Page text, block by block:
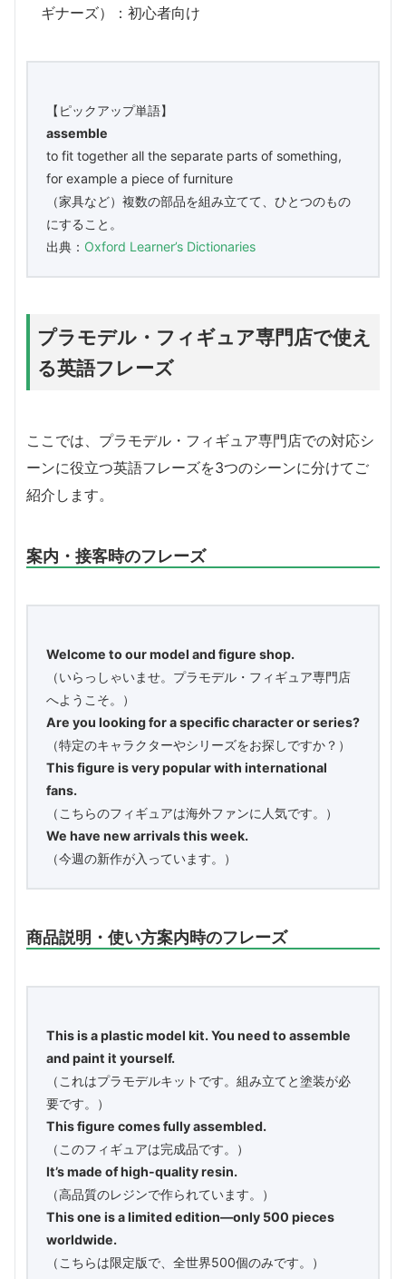
ギナーズ）：初心者向け
【ピックアップ単語】
assemble
to fit together all the separate parts of something,
for example a piece of furniture
（家具など）複数の部品を組み立てて、ひとつのもの
にすること。
出典： Oxford Learner’s Dictionaries
プラモデル・フィギュア専門店で使え
る英語フレーズ
ここでは、プラモデル・フィギュア専門店での対応シ
ーンに役立つ英語フレーズを3つのシーンに分けてご
紹介します。
案内・接客時のフレーズ
Welcome to our model and figure shop.
（いらっしゃいませ。プラモデル・フィギュア専門店
へようこそ。）
Are you looking for a specific character or series?
（特定のキャラクターやシリーズをお探しですか？）
This figure is very popular with international
fans.
（こちらのフィギュアは海外ファンに人気です。）
We have new arrivals this week.
（今週の新作が入っています。）
商品説明・使い方案内時のフレーズ
This is a plastic model kit. You need to assemble
and paint it yourself.
（これはプラモデルキットです。組み立てと塗装が必
要です。）
This figure comes fully assembled.
（このフィギュアは完成品です。）
It’s made of high-quality resin.
（高品質のレジンで作られています。）
This one is a limited edition—only 500 pieces
worldwide.
（こちらは限定版で、全世界500個のみです。）